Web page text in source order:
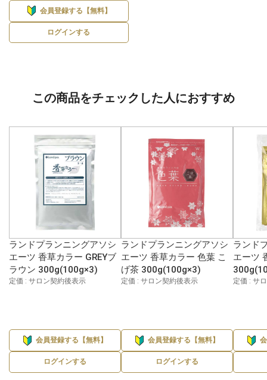
会員登録する【無料】
ログインする
この商品をチェックした人におすすめ
ランドプランニングアソシ
エーツ 香草カラー GREYブ
ラウン 300g(100g×3)
定価 : サロン契約後表示
会員登録する【無料】
ログインする
ランドプランニングアソシ
エーツ 香草カラー 色葉 こ
げ茶 300g(100g×3)
定価 : サロン契約後表示
会員登録する【無料】
ログインする
ランド
エーツ
定価 : サ